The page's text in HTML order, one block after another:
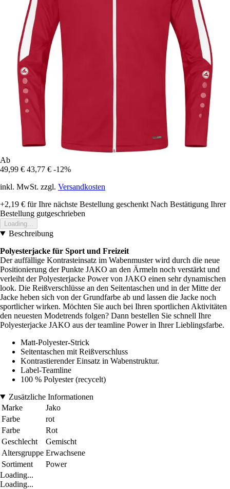
Ab
49,99 € 43,77 € -12%
inkl. MwSt. zzgl. Versandkosten
+2,19 € für Ihre nächste Bestellung geschenkt Nach Bestätigung Ihrer
Bestellung gutgeschrieben
Loading...
Beschreibung
Polyesterjacke für Sport und Freizeit
Der auffällige Kontrasteinsatz im Wabenmuster wird durch die neue
Positionierung der Punkte JAKO an den Ärmeln noch verstärkt und
verleiht der Polyesterjacke Power von JAKO einen sehr dynamischen
look. Die Reißverschlüsse an den Seitentaschen und in der Mitte der
Jacke heben sich von der Grundfarbe ab und lassen die Jacke noch
sportlicher wirken. Möchten Sie auch bei Ihren sportlichen Aktivitäten
den neuesten Modetrends folgen? Dann bestellen Sie schnell Ihre
Polyesterjacke JAKO aus der teamline Power in Ihrer Lieblingsfarbe.
Matt-Polyester-Strick
Seitentaschen mit Reißverschluss
Kontrastierender Einsatz in Wabenstruktur.
Label-Teamline
100 % Polyester (recycelt)
Zusätzliche Informationen
Marke
Jako
Farbe
rot
Farbe
Rot
Geschlecht
Gemischt
Altersgruppe Erwachsene
Sortiment
Power
Loading...
Loading...